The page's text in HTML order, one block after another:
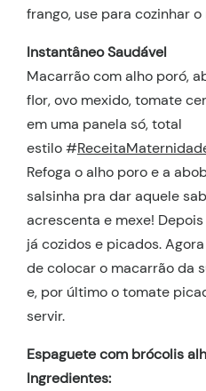
frango, use para cozinhar
Instantâneo Saudável
Macarrão com alho poró,
flor, ovo mexido, tomate
em uma panela só, total
estilo #
Refoga o alho poro e a
salsinha pra dar aquele
acrescenta e mexe!
já cozidos e picados.
de colocar o macarrão da
e, por último o tomate
servir.
Espaguete com brócolis
Ingredientes: